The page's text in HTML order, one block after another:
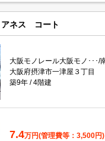
アネス コート
大阪モノレール大阪モノ･･･/
大阪府摂津市一津屋３丁目
築9年
4階建
7.4万円(管理費等：3,500円)